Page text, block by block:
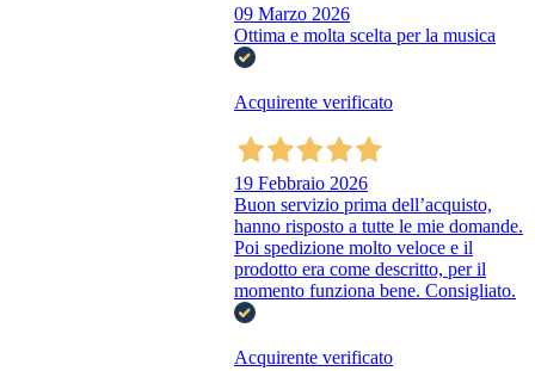
09 Marzo 2026
Ottima e molta scelta per la musica
Acquirente verificato
19 Febbraio 2026
Buon servizio prima dell’acquisto,
hanno risposto a tutte le mie domande.
Poi spedizione molto veloce e il
prodotto era come descritto, per il
momento funziona bene. Consigliato.
Acquirente verificato